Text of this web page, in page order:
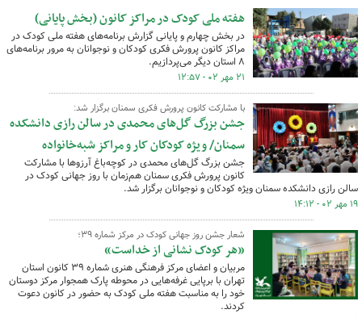
هفته ملی کودک در مراکز کانون (بخش پایانی)
در بخش چهارم و پایانی گزارش برنامه‌های هفته ملی کودک در
مراکز کانون پرورش فکری کودکان و نوجوانان به مرور برنامه‌های
۸ استان دیگر می‌پردازیم.
۲۱ مهر ۰۲ - ۱۲:۵۷
با مشارکت کانون پرورش فکری سمنان برگزار شد:
جشن بزرگ گل‌های محمدی در سالن رازی دانشکده
سمنان/ ویژه کودکان کار و مراکز شبه‌خانواده
جشن بزرگ گل‌های محمدی در کوچه‌باغ آرزوها با مشارکت
کانون پرورش فکری سمنان هم‌زمان با روز جهانی کودک در
سالن رازی دانشکده سمنان ویژه کودکان و نوجوانان برگزار شد.
۱۹ مهر ۰۲ - ۱۴:۱۲
شعار جشن روز جهانی کودک در مرکز شماره ۳۹؛
«هر کودک نشانی از خداست»
مربیان و اعضای مرکز فرهنگی هنری شماره ۳۹ کانون استان
تهران با برپایی غرفه‌هایی در محوطه پارک همجوار مرکز دوستان
خود را به مناسبت هفته ملی کودک به حضور در کانون دعوت
کردند.